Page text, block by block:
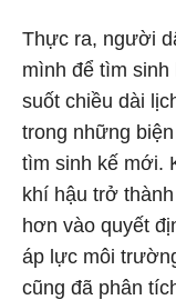
Thực ra, người
mình để tìm sinh
suốt chiều dài
trong những
tìm sinh kế mới.
khí hậu trở
hơn vào quyết
áp lực môi
cũng đã phân